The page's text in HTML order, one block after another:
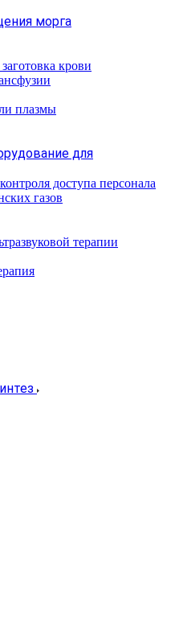
морга
крови
плазмы
для
доступа персонала
газов
терапии